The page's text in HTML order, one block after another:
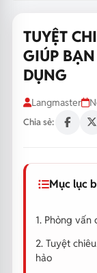
TUYỆT
GIÚP
DỤNG
Langmaster
Chia sẻ:
Mục lục
1. Phỏng vấn
2. Tuyệt
hảo